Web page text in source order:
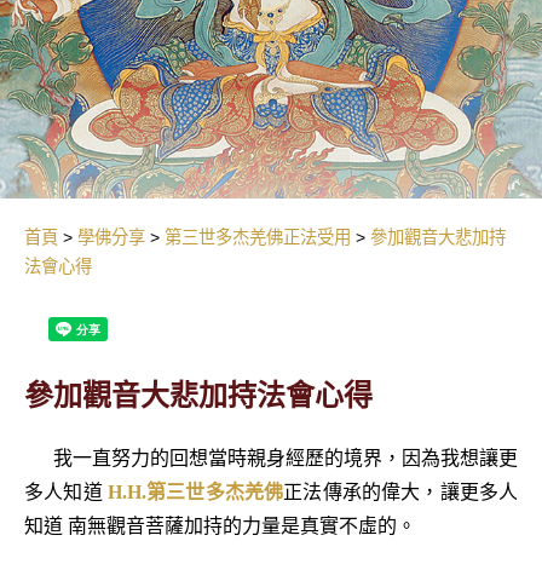
首頁 學佛分享 第三世多杰羌佛正法受用
參加觀音大悲加持
法會心得
參加觀音大悲加持法會心得
我一直努力的回想當時親身經歷的境界，因為我想讓更
多人知道 H.H.第三世多杰羌佛正法傳承的偉大，讓更多人
知道 南無觀音菩薩加持的力量是真實不虛的。